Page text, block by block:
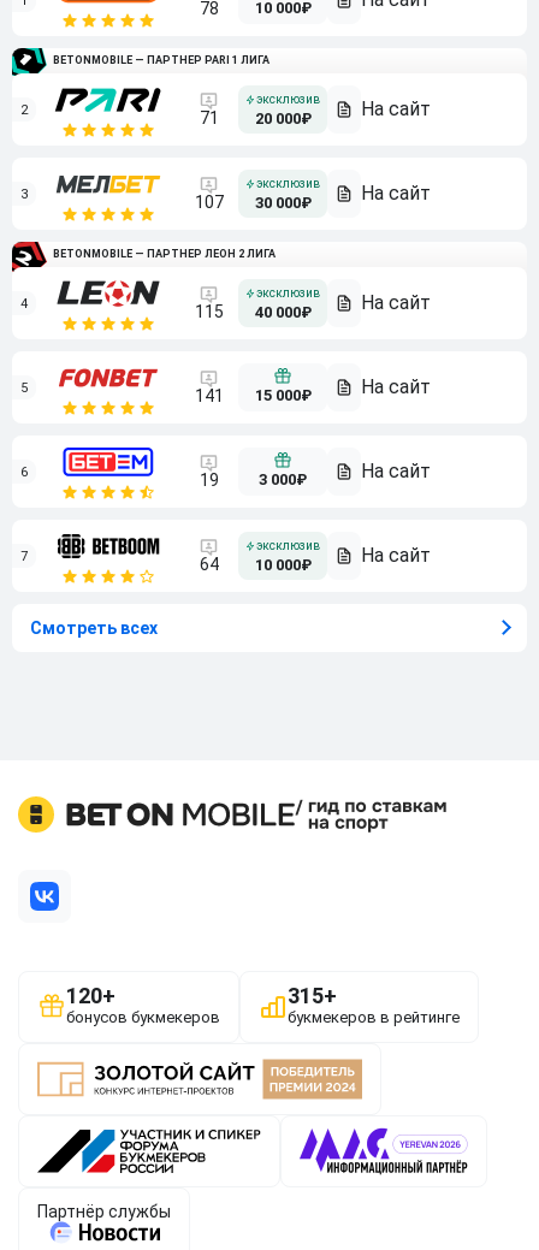
78 10 000₽
BETONMOBILE — ПАРТНЕР PARI 1 ЛИГА
2 71 20 000₽
3 107 30 000₽
BETONMOBILE — ПАРТНЕР ЛЕОН 2 ЛИГА
4 115 40 000₽
5 141 15 000₽
6 19 3 000₽
7 64 10 000₽
Смотреть всех